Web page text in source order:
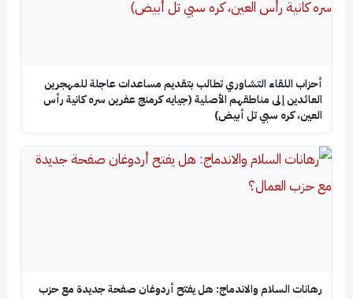
أحزاب اللقاء التشاوري تطالب بتقديم مساعدات عاجلة للمهجرين
العائدين إلى مناطقهم الأصلية (جيايه كرمنج عفرين سره كانية رأس
العين، كره سبي تل أبيض)
رهانات السلام والاندماج: هل يفتح أردوغان صفحة جديدة مع حزب